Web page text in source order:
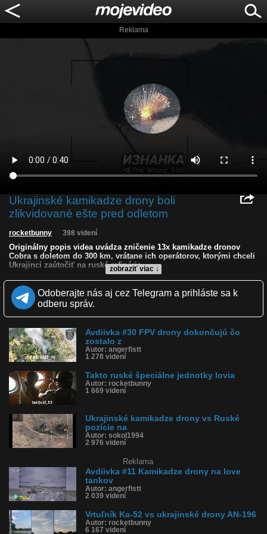
Reklama
Ukrajinské kamikadze drony boli
zlikvidované ešte pred odletom
zobraziť viac ↓
rocketbunny 398 videní
Originálny popis videa uvádza zničenie 13x kamikadze dronov
Cobra s doletom do 300 km, vrátane ich operátorov, ktorými chceli
Ukrajinci zaútočiť na ruské rafinérie.
Geolokalizácia: Pogrebki, Sumská oblasť
Zdroj: https://x.com/WarVehicle/status/18951205...
Zverejnené: 28.2.2025 12:17
Krajina: Rusko 🇷🇺
Páči sa: 67% (6 hlasov)
Obľúbené: 1
Dľžka: 0:40
Kategória: veda a technika
Tagy: drony, ukrajinské drony, zničenie, útok, vojna, ukrajina,
rusko
História sledovanosti videa:
Odoberajte nás aj cez Telegram a prihláste sa k
odberu správ.
Avdiivka #30 FPV drony dokončujú čo
zostalo z
Autor: angerfistt
1 278 videní
Takto ruské špeciálne jednotky lovia
Autor: rocketbunny
1 669 videní
Ukrajinské kamikadze drony vs Ruské
pozície na
Autor: sokol1994
2 976 videní
Reklama
Avdiivka #11 Kamikadze drony na love
tankov
Autor: angerfistt
2 039 videní
Vrtuľník Ka-52 vs ukrajinské drony AN-196
Autor: rocketbunny
6 167 videní